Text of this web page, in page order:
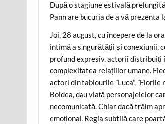
După o stagiune estivală
Pann are bucuria de a vă
Joi, 28 august, cu începere de la
intimă a singurătății și conexiunii,
profund expresiv, actorii distribuiți
complexitatea relațiilor umane.
actori din tablourile ”Luca”,
Boldea, dau viață personajelelor
necomunicată. Chiar dacă trăim
emoțional. Regia subtilă care